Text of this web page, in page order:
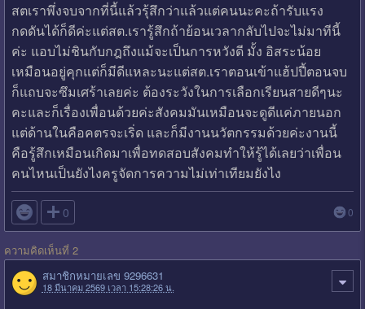
สตเราพึ่งจบจากที่นี้แล้วรุ้สึกว่าแล้วแต่คนนะคะถ้ารับแรง
กดดันได้ก็ดีค่ะแต่สต.เรารู้สึกถ้าย้อนเวลากลับไปจะไม่มาทีนี้
ค่ะ แอบไม่ชินกับกฎถึงแม้จะเป็นการหวังดี มั้ง อิสระน้อย
เหมือนอยู่คุกแต่ก็มีดีแหละนะแต่สต.เราตอนเข้าแฮ้ปปี้ตอนจบ
ก็แถบจะซึมเศร้าเลยค่ะ ต้องระวังในการเลือกเรียนสายดีๆนะ
คะและก็เรื่องเพื่อนด้วยค่ะสังคมมันเหมือนจะดูดีแค่ภายนอก
แต่ด้านในคือคตรจะเริ่ด และก็มีงานนวัตกรรมด้วยค่ะงานนี้
คือรู้สึกเหมือนเกิดมาเพื่อทดสอบสังคมทำให้รู้ได้เลยว่าเพื่อน
คนไหนเป็นยังไงครูจัดการความไม่เท่าเทียมยังไง
 0 0
ความคิดเห็นที่ 2
สมาชิกหมายเลข 9296631
18 มีนาคม 2569 เวลา 15:28:26 น.